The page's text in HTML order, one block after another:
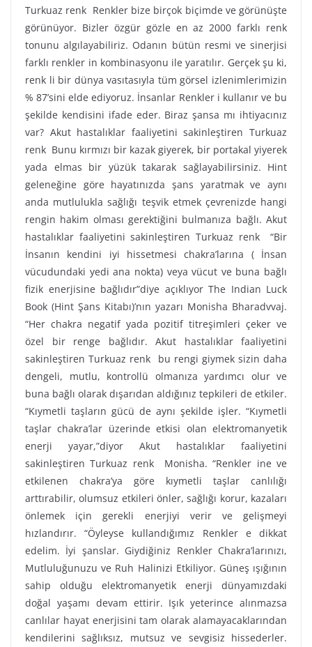
Turkuaz renk Renkler bize birçok biçimde ve görünüşte
görünüyor. Bizler özgür gözle en az 2000 farklı renk
tonunu algılayabiliriz. Odanın bütün resmi ve sinerjisi
farklı renkler in kombinasyonu ile yaratılır. Gerçek şu ki,
renk li bir dünya vasıtasıyla tüm görsel izlenimlerimizin
% 87’sini elde ediyoruz. İnsanlar Renkler i kullanır ve bu
şekilde kendisini ifade eder. Biraz şansa mı ihtiyacınız
var? Akut hastalıklar faaliyetini sakinleştiren Turkuaz
renk Bunu kırmızı bir kazak giyerek, bir portakal yiyerek
yada elmas bir yüzük takarak sağlayabilirsiniz. Hint
geleneğine göre hayatınızda şans yaratmak ve aynı
anda mutlulukla sağlığı teşvik etmek çevrenizde hangi
rengin hakim olması gerektiğini bulmanıza bağlı. Akut
hastalıklar faaliyetini sakinleştiren Turkuaz renk “Bir
İnsanın kendini iyi hissetmesi chakra’larına ( İnsan
vücudundaki yedi ana nokta) veya vücut ve buna bağlı
fizik enerjisine bağlıdır”diye açıklıyor The Indian Luck
Book (Hint Şans Kitabı)’nın yazarı Monisha Bharadvvaj.
“Her chakra negatif yada pozitif titreşimleri çeker ve
özel bir renge bağlıdır. Akut hastalıklar faaliyetini
sakinleştiren Turkuaz renk bu rengi giymek sizin daha
dengeli, mutlu, kontrollü olmanıza yardımcı olur ve
buna bağlı olarak dışarıdan aldığınız tepkileri de etkiler.
“Kıymetli taşların gücü de aynı şekilde işler. “Kıymetli
taşlar chakra’lar üzerinde etkisi olan elektromanyetik
enerji yayar,”diyor Akut hastalıklar faaliyetini
sakinleştiren Turkuaz renk Monisha. “Renkler ine ve
etkilenen chakra’ya göre kıymetli taşlar canlılığı
arttırabilir, olumsuz etkileri önler, sağlığı korur, kazaları
önlemek için gerekli enerjiyi verir ve gelişmeyi
hızlandırır. “Öyleyse kullandığımız Renkler e dikkat
edelim. İyi şanslar. Giydiğiniz Renkler Chakra’larınızı,
Mutluluğunuzu ve Ruh Halinizi Etkiliyor. Güneş ışığının
sahip olduğu elektromanyetik enerji dünyamızdaki
doğal yaşamı devam ettirir. Işık yeterince alınmazsa
canlılar hayat enerjisini tam olarak alamayacaklarından
kendilerini sağlıksız, mutsuz ve sevgisiz hissederler.